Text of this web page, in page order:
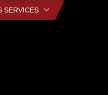
SERVICES